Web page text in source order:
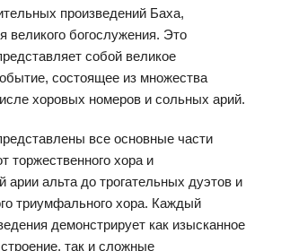
произведений Баха,
великого богослужения. Это
собой великое
состоящее из множества
хоровых номеров и сольных арий.
все основные части
торжественного хора и
арии альта до трогательных дуэтов и
триумфального хора. Каждый
демонстрирует как изысканное
так и сложные